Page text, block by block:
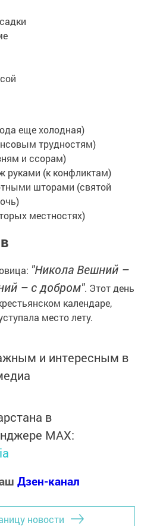
еще холодная)
трудностям)
и ссорам)
руками (к конфликтам)
шторами (святой
местностях)
"Никола Вешний –
– с добром". Этот день
календаре,
место лету.
и интересным в
в
MАХ:
Дзен-канал
новости